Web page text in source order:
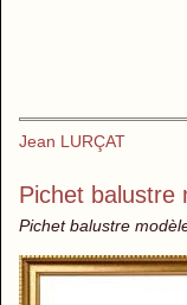
Jean LURÇAT
Pichet balustre
Pichet balustre